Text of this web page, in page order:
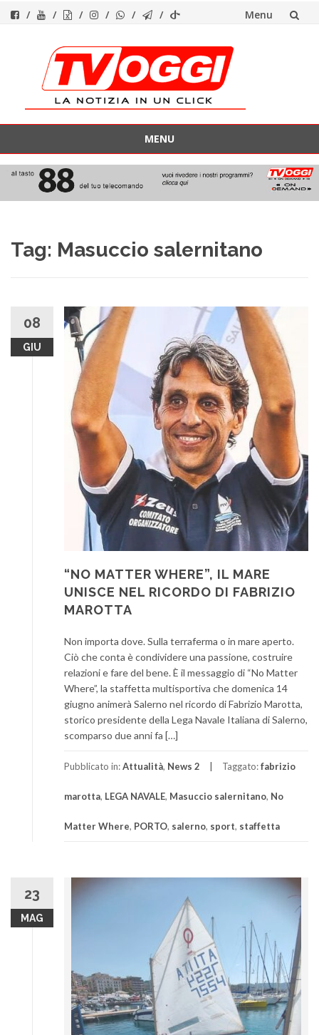
Menu
contenuto
MENU
contenuto
Tag: Masuccio salernitano
08
GIU
“NO MATTER WHERE”, IL MARE
UNISCE NEL RICORDO DI FABRIZIO
MAROTTA
Non importa dove. Sulla terraferma o in mare aperto.
Ciò che conta è condividere una passione, costruire
relazioni e fare del bene. È il messaggio di “No Matter
Where”, la staffetta multisportiva che domenica 14
giugno animerà Salerno nel ricordo di Fabrizio Marotta,
storico presidente della Lega Navale Italiana di Salerno,
scomparso due anni fa […]
Pubblicato in:Attualità, News 2 Taggato:fabrizio
marotta, LEGA NAVALE, Masuccio salernitano, No
Matter Where, PORTO, salerno, sport, staffetta
23
MAG